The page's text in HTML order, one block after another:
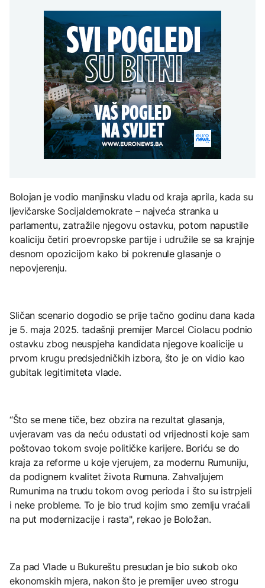
2,8
POLITIKA
Trivić: BDP rastao 2,7
puta, a troškovi života
2,8
Europol: U Srbiji i
Njemačkoj uhapšeni
krijumčari koji su
prebacivali migrante iz
Sirije
sankcije za pet osoba
vojno-industrijskim
kompleksom
FOKUS
Svjetske cijene hrane
najviše u posljednje tri
godine
KULTURA
Rat i pijesak prijete
drevnim piramidama
Meroe u Sudanu
ZANIMLJIVOSTI
Bolojan je vodio manjinsku vladu od kraja aprila, kada su
ljevičarske Socijaldemokrate – najveća stranka u
parlamentu, zatražile njegovu ostavku, potom napustile
koaliciju četiri proevropske partije i udružile se sa krajnje
desnom opozicijom kako bi pokrenule glasanje o
nepovjerenju.
Sličan scenario dogodio se prije tačno godinu dana kada
je 5. maja 2025. tadašnji premijer Marcel Ciolacu podnio
ostavku zbog neuspjeha kandidata njegove koalicije u
prvom krugu predsjedničkih izbora, što je on vidio kao
gubitak legitimiteta vlade.
“Što se mene tiče, bez obzira na rezultat glasanja,
uvjeravam vas da neću odustati od vrijednosti koje sam
poštovao tokom svoje političke karijere. Boriću se do
kraja za reforme u koje vjerujem, za modernu Rumuniju,
da podignem kvalitet života Rumuna. Zahvaljujem
Rumunima na trudu tokom ovog perioda i što su istrpjeli
i neke probleme. To je bio trud kojim smo zemlju vraćali
na put modernizacije i rasta", rekao je Boložan.
Za pad Vlade u Bukureštu presudan je bio sukob oko
ekonomskih mjera, nakon što je premijer uveo strogu